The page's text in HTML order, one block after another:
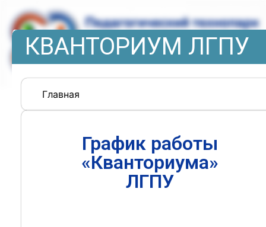
КВАНТОРИУМ ЛГПУ
Главная
График работы
«Кванториума»
ЛГПУ